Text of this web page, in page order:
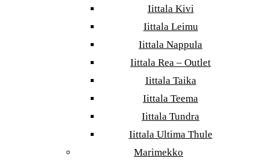
Iittala Kivi
Iittala Leimu
Iittala Nappula
Iittala Rea – Outlet
Iittala Taika
Iittala Teema
Iittala Tundra
Iittala Ultima Thule
Marimekko